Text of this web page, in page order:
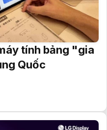
tính bảng "gia
Quốc